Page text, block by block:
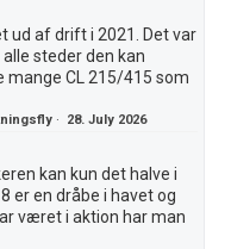
ud af drift i 2021. Det var
steder den kan
mange CL 215/415 som
· 28. July 2026
kan kun det halve i
er en dråbe i havet og
været i aktion har man